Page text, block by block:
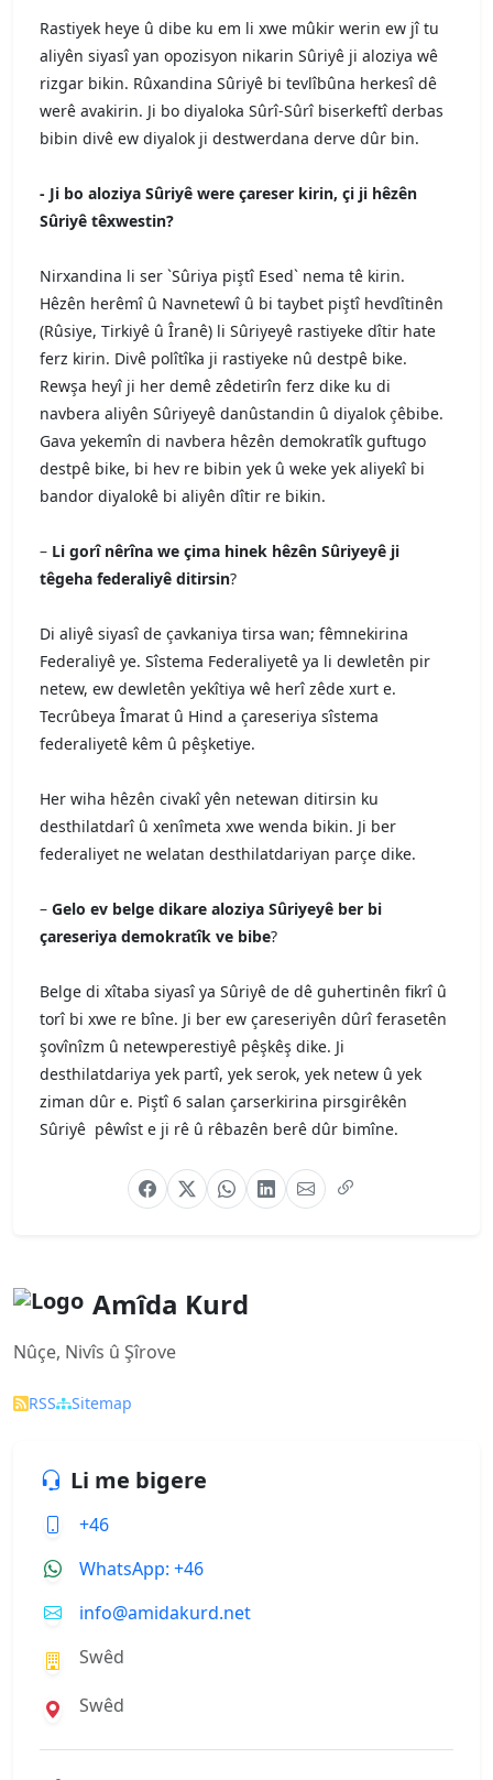
Rastiyek heye û dibe ku em li xwe mûkir werin ew jî tu
aliyên siyasî yan opozisyon nikarin Sûriyê ji aloziya wê
rizgar bikin. Rûxandina Sûriyê bi tevlîbûna herkesî dê
werê avakirin. Ji bo diyaloka Sûrî-Sûrî biserkeftî derbas
bibin divê ew diyalok ji destwerdana derve dûr bin.
- Ji bo aloziya Sûriyê were çareser kirin, çi ji hêzên
Sûriyê têxwestin?
Nirxandina li ser `Sûriya piştî Esed` nema tê kirin.
Hêzên herêmî û Navnetewî û bi taybet piştî hevdîtinên
(Rûsiye, Tirkiyê û Îranê) li Sûriyeyê rastiyeke dîtir hate
ferz kirin. Divê polîtîka ji rastiyeke nû destpê bike.
Rewşa heyî ji her demê zêdetirîn ferz dike ku di
navbera aliyên Sûriyeyê danûstandin û diyalok çêbibe.
Gava yekemîn di navbera hêzên demokratîk guftugo
destpê bike, bi hev re bibin yek û weke yek aliyekî bi
bandor diyalokê bi aliyên dîtir re bikin.
– Li gorî nêrîna we çima hinek hêzên Sûriyeyê ji
têgeha federaliyê ditirsin?
Di aliyê siyasî de çavkaniya tirsa wan; fêmnekirina
Federaliyê ye. Sîstema Federaliyetê ya li dewletên pir
netew, ew dewletên yekîtiya wê herî zêde xurt e.
Tecrûbeya Îmarat û Hind a çareseriya sîstema
federaliyetê kêm û pêşketiye.
Her wiha hêzên civakî yên netewan ditirsin ku
desthilatdarî û xenîmeta xwe wenda bikin. Ji ber
federaliyet ne welatan desthilatdariyan parçe dike.
– Gelo ev belge dikare aloziya Sûriyeyê ber bi
çareseriya demokratîk ve bibe?
Belge di xîtaba siyasî ya Sûriyê de dê guhertinên fikrî û
torî bi xwe re bîne. Ji ber ew çareseriyên dûrî ferasetên
şovînîzm û netewperestiyê pêşkêş dike. Ji
desthilatdariya yek partî, yek serok, yek netew û yek
ziman dûr e. Piştî 6 salan çarserkirina pirsgirêkên
Sûriyê pêwîst e ji rê û rêbazên berê dûr bimîne.
Amîda Kurd
Nûçe, Nivîs û Şîrove
RSS Sitemap
Li me bigere
+46
WhatsApp: +46
info@amidakurd.net
Swêd
Swêd